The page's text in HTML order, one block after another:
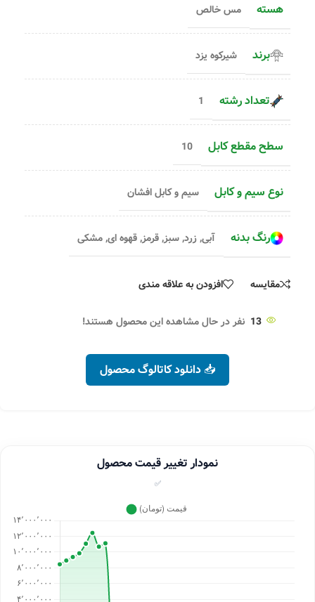
هسته مس خالص
برند شیرکوه یزد
تعداد رشته 1
سطح مقطع کابل 10
نوع سیم و کابل سیم و کابل افشان
رنگ بدنه آبی,زرد,سبز,قرمز,قهوه ای,مشکی
مقایسه افزودن به علاقه مندی
13 نفر در حال مشاهده این محصول هستند!
📥 دانلود کاتالوگ محصول
نمودار تغییر قیمت محصول
✅